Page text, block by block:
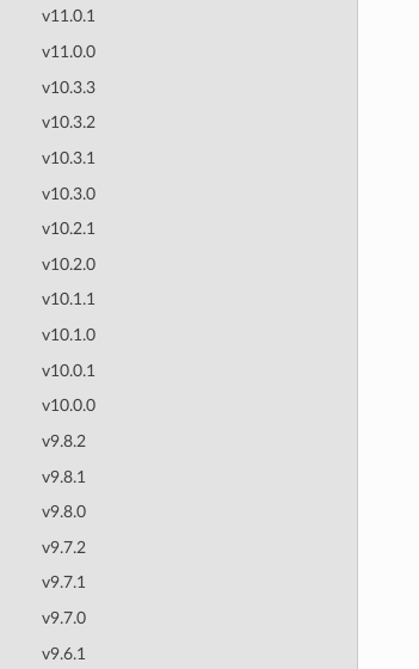
v11.0.1
v11.0.0
v10.3.3
v10.3.2
v10.3.1
v10.3.0
v10.2.1
v10.2.0
v10.1.1
v10.1.0
v10.0.1
v10.0.0
v9.8.2
v9.8.1
v9.8.0
v9.7.2
v9.7.1
v9.7.0
v9.6.1